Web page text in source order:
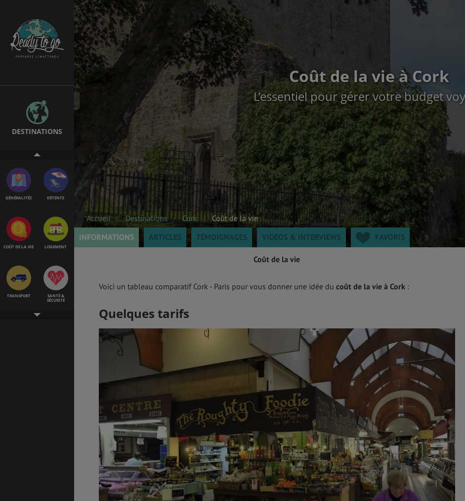
DESTINATIONS
ÉTUDES
EMPLOIS &
STAGES
GÉNÉRALITÉS DÉTENTE
COÛT DE LA VIE LOGEMENT
TRANSPORT
SANTÉ &
SÉCURITÉ
Coût de la vie à Cork
L’essentiel pour gérer votre budget
Accueil Destinations Cork
Coût de la vie
INFORMATIONS
ARTICLES TÉMOIGNAGES VIDEOS & INTERVIEWS FAVORIS
Coût de la vie
Voici un tableau comparatif Cork - Paris pour vous donner une idée du coût de la vie à Cork :
Quelques tarifs